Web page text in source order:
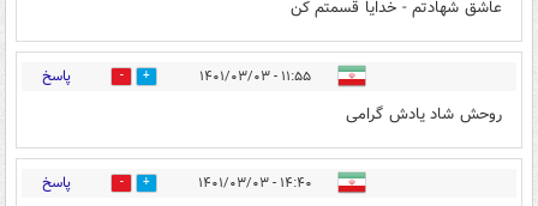
عاشق شهادتم - خدایا قسمتم کن
۱۱:۵۵ - ۱۴۰۱/۰۳/۰۳ 1 پاسخ
روحش شاد یادش گرامی
۱۴:۴۰ - ۱۴۰۱/۰۳/۰۳ 1 پاسخ